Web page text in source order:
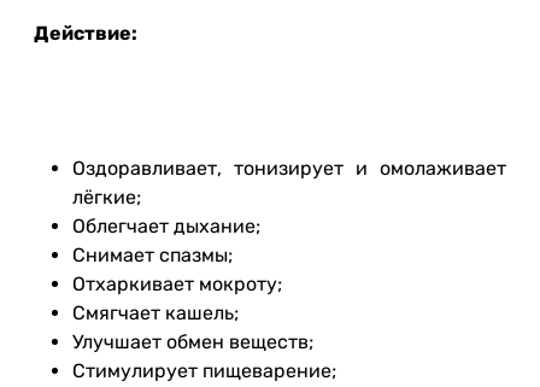
Действие:
Оздоравливает, тонизирует и омолаживает
лёгкие;
Облегчает дыхание;
Снимает спазмы;
Отхаркивает мокроту;
Смягчает кашель;
Улучшает обмен веществ;
Стимулирует пищеварение;